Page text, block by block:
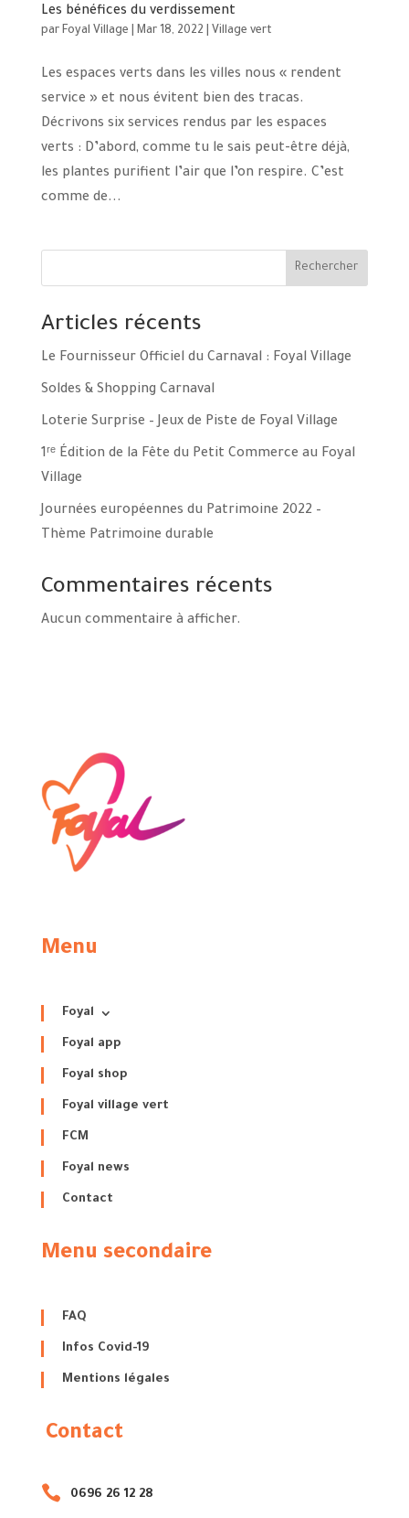
Les bénéfices du verdissement
par Foyal Village Mar 18, 2022 Village vert
Les espaces verts dans les villes nous « rendent
service » et nous évitent bien des tracas.
Décrivons six services rendus par les espaces
verts : D’abord, comme tu le sais peut-être déjà,
les plantes purifient l’air que l’on respire. C’est
comme de...
Rechercher
Articles récents
Le Fournisseur Officiel du Carnaval : Foyal Village
Soldes & Shopping Carnaval
Loterie Surprise – Jeux de Piste de Foyal Village
1ʳᵉ Édition de la Fête du Petit Commerce au Foyal
Village
Journées européennes du Patrimoine 2022 –
Thème Patrimoine durable
Commentaires récents
Aucun commentaire à afficher.
Menu
Foyal
Foyal app
Foyal shop
Foyal village vert
FCM
Foyal news
Contact
Menu secondaire
FAQ
Infos Covid-19
Mentions légales
Contact
 0696 26 12 28